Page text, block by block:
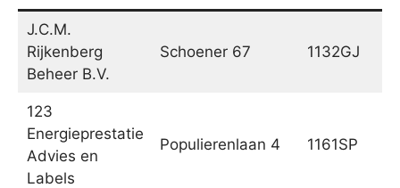
J.C.M.
Rijkenberg
Beheer B.V.
Schoener 67 1132GJ
123
Energieprestatie
Advies en
Labels
Populierenlaan 4 1161SP